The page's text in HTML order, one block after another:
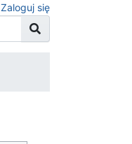
Zaloguj się